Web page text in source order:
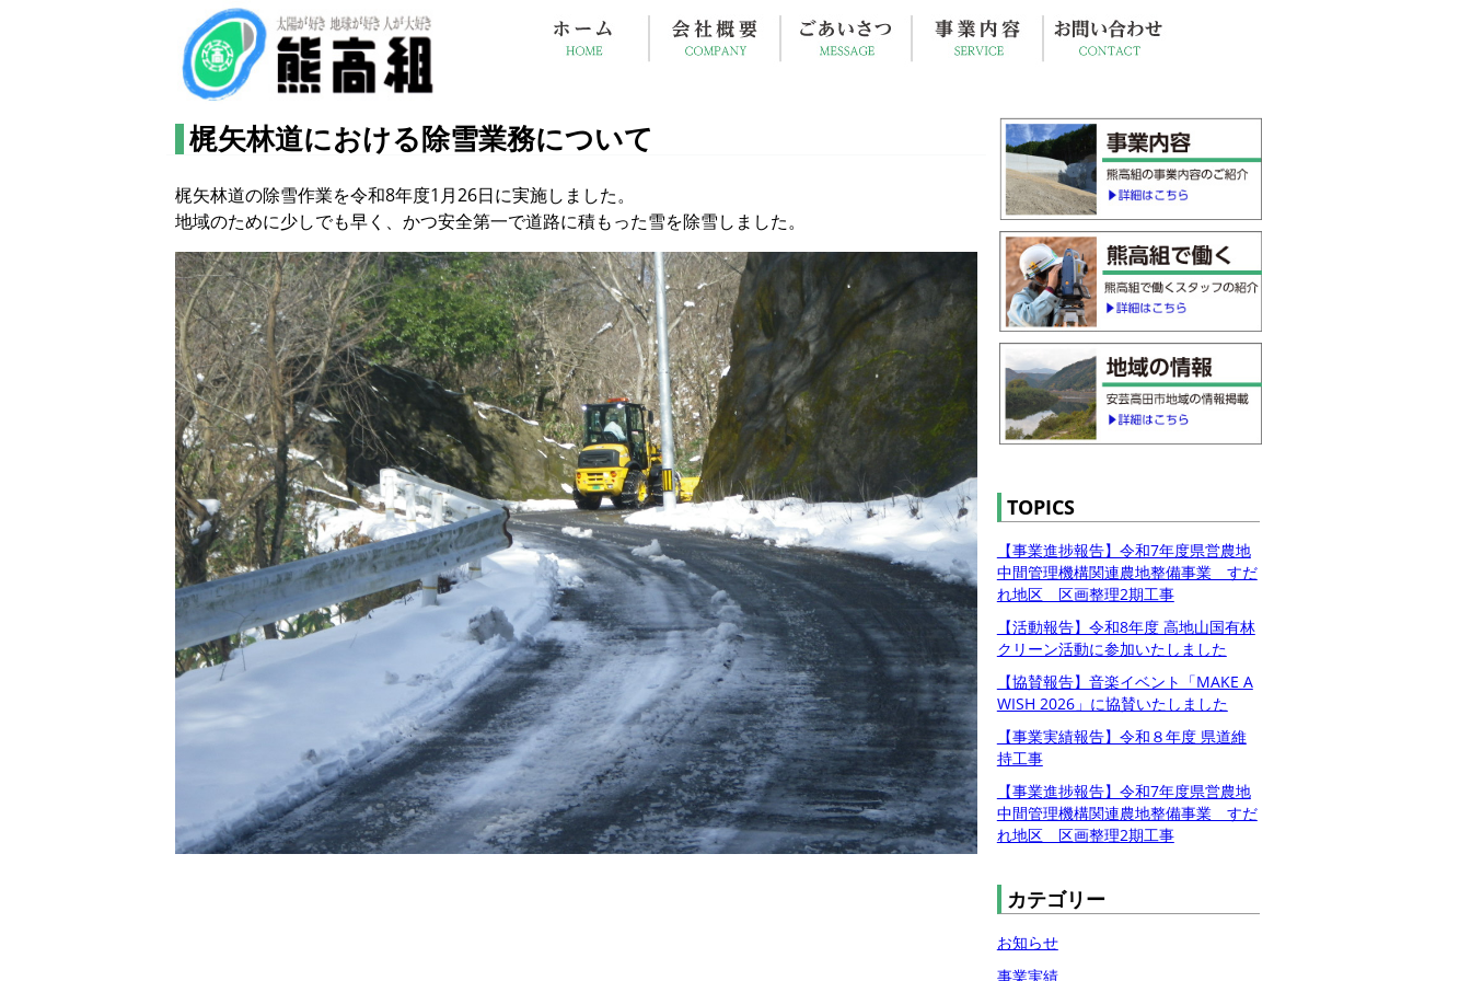
梶矢林道における除雪業務について
梶矢林道の除雪作業を令和8年度1月26日に実施しました。
地域のために少しでも早く、かつ安全第一で道路に積もった雪を除雪しました。
TOPICS
【事業進捗報告】令和7年度県営農地
中間管理機構関連農地整備事業 すだ
れ地区 区画整理2期工事
【活動報告】令和8年度 高地山国有林
クリーン活動に参加いたしました
【協賛報告】音楽イベント「MAKE A
WISH 2026」に協賛いたしました
【事業実績報告】令和８年度 県道維
持工事
【事業進捗報告】令和7年度県営農地
中間管理機構関連農地整備事業 すだ
れ地区 区画整理2期工事
カテゴリー
お知らせ
事業実績